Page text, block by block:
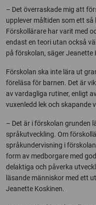
– Det överraskade mig att
upplever måltiden som ett
Förskollärare har varit med
endast en teori utan också
på förskolan, säger Jeanette
Förskolan ska inte lära ut
föreläsa för barnen. Det är
av vardagliga rutiner, enligt
vuxenledd lek och skapande
– Det är i förskolan grunden
språkutveckling. Om
språkundervisning i
form av medborgare med
delaktiga och påverka
läsande människor med ett
Jeanette Koskinen.